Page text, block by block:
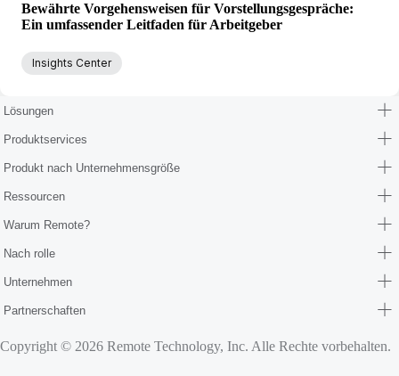
Bewährte Vorgehensweisen für Vorstellungsgespräche:
Ein umfassender Leitfaden für Arbeitgeber
Insights Center
Lösungen
Produktservices
Produkt nach Unternehmensgröße
Ressourcen
Warum Remote?
Nach rolle
Unternehmen
Partnerschaften
Copyright © 2026 Remote Technology, Inc. Alle Rechte vorbehalten.